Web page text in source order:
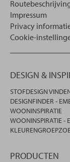
Impressum
Privacy
Cookie-
DESIGN &
STOFDESIGN
DESIGNFINDER -
WOONINSPIRATIE
WOONINSPIRATIE -
PRODUCTEN